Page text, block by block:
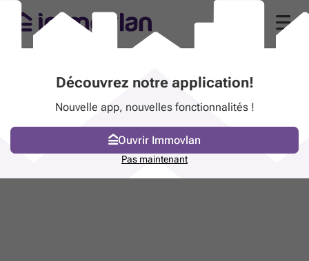
Découvrez notre application!
Nouvelle app, nouvelles fonctionnalités !
Ouvrir Immovlan
Pas maintenant